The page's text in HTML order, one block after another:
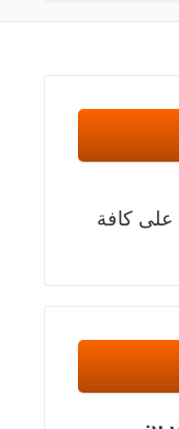
على كافة